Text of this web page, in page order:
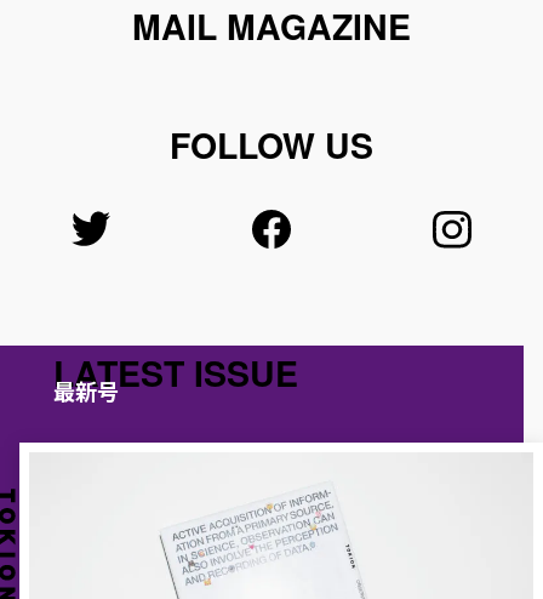
MAIL MAGAZINE
FOLLOW US
LATEST ISSUE
最新号